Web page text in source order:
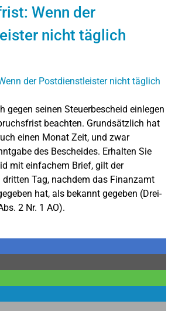
Wenn der
nicht täglich
gegen seinen Steuerbescheid einlegen
beachten. Grundsätzlich hat
einen Monat Zeit, und zwar
des Bescheides. Erhalten Sie
mit einfachem Brief, gilt der
dritten Tag, nachdem das Finanzamt
hat, als bekannt gegeben (Drei-
2 Nr. 1 AO).